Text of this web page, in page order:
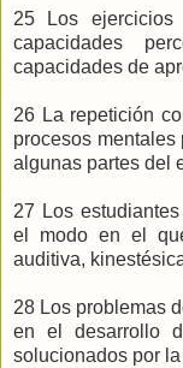
25 Los
capacidades
capacidades de
26 La repetición
procesos mentales
algunas partes del
27 Los
el modo en el
auditiva,
28 Los problemas
en el desarrollo
solucionados por